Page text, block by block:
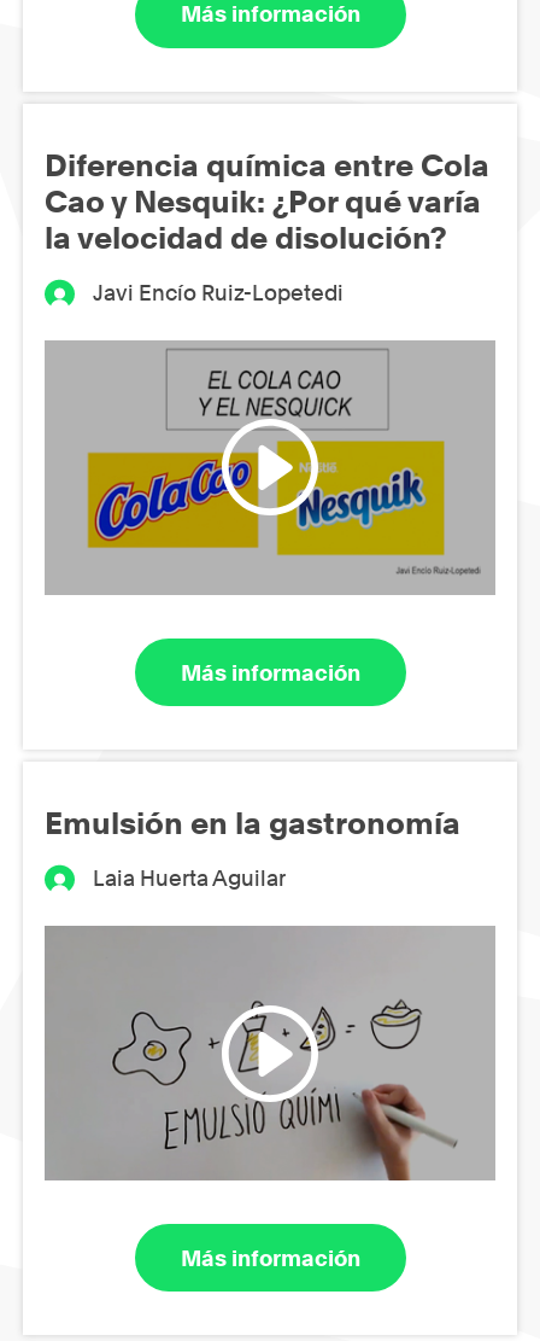
Más información
Diferencia química entre Cola
Cao y Nesquik: ¿Por qué varía
la velocidad de disolución?
Javi Encío Ruiz-Lopetedi
Más información
Emulsión en la gastronomía
Laia Huerta Aguilar
Más información